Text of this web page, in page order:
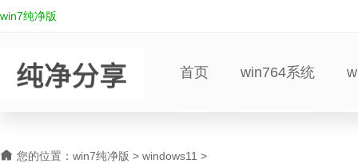
win7纯净版
首页 win764系统
您的位置： win7纯净版 > windows11 >